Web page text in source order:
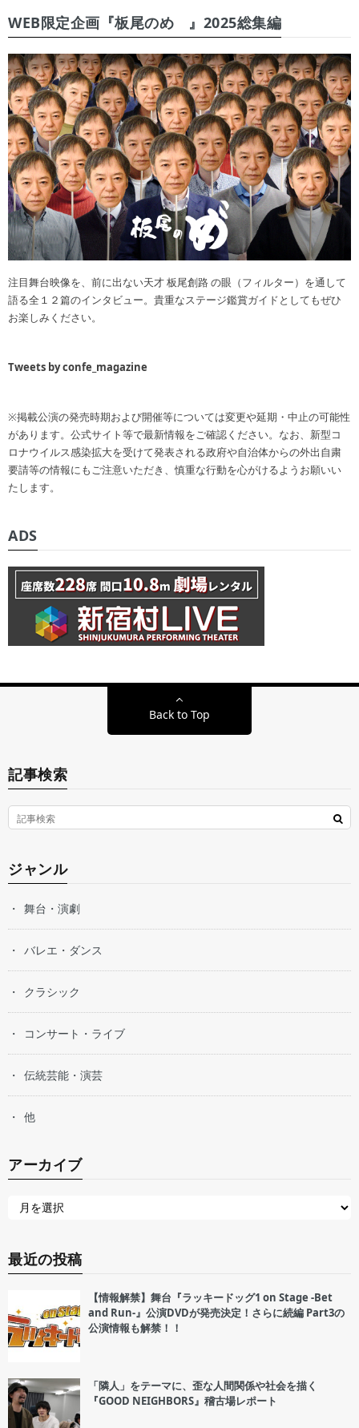
WEB限定企画『板尾のめ゙』2025総集編
注目舞台映像を、前に出ない天才 板尾創路 の眼（フィルター）を通して
語る全１２篇のインタビュー。貴重なステージ鑑賞ガイドとしてもぜひ
お楽しみください。
Tweets by confe_magazine
※掲載公演の発売時期および開催等については変更や延期・中止の可能性
があります。公式サイト等で最新情報をご確認ください。なお、新型コ
ロナウイルス感染拡大を受けて発表される政府や自治体からの外出自粛
要請等の情報にもご注意いただき、慎重な行動を心がけるようお願いい
たします。
ADS
Back to Top
記事検索
ジャンル
舞台・演劇
バレエ・ダンス
クラシック
コンサート・ライブ
伝統芸能・演芸
他
アーカイブ
最近の投稿
【情報解禁】舞台『ラッキードッグ1 on Stage -Bet
and Run-』公演DVDが発売決定！さらに続編 Part3の
公演情報も解禁！！
「隣人」をテーマに、歪な人間関係や社会を描く
『GOOD NEIGHBORS』稽古場レポート